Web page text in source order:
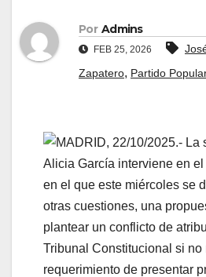
Por Admins
FEB 25, 2026
Zapatero, Partido